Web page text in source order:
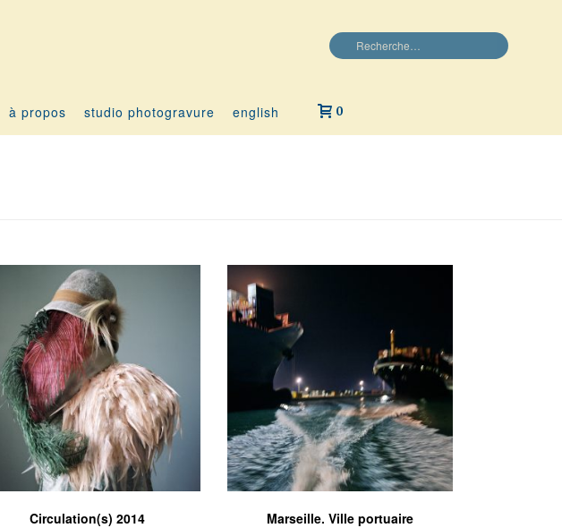
à propos studio photogravure english 0
Circulation(s) 2014
Marseille. Ville portuaire